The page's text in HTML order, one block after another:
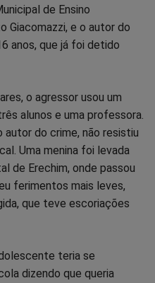
TelegramGettr
de Ensino
Giacomazzi, e o autor do
anos, que já foi detido
o agressor usou um
alunos e uma professora.
autor do crime, não resistiu
Uma menina foi levada
de Erechim, onde passou
ferimentos mais leves,
que teve escoriações
teria se
dizendo que queria